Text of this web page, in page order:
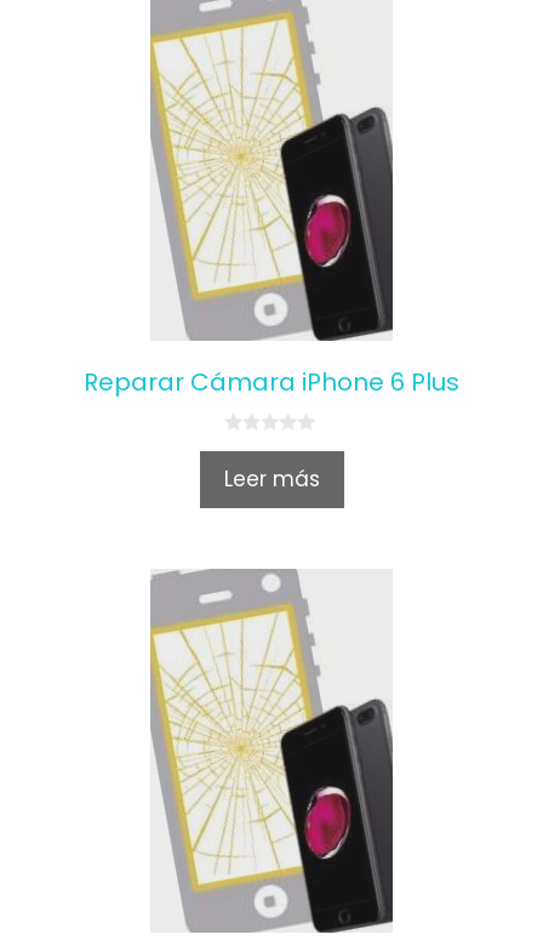
Reparar Cámara iPhone 6 Plus
0
u
Leer más